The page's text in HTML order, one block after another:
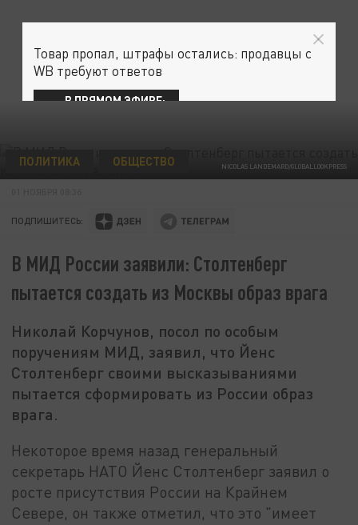
NICOLAS LANDEMARD/GLOBALLOOKPRESS
ПОЛИТИКА ОБЩЕСТВО
ПОДПИШИТЕСЬ:
В МИД России заявили: Столтенберг
пытается создать из Москвы образ врага
Николай Корчунов, посол по особым
поручениям МИД, заявил, что Йенс
Столтенберг своими высказываниями
пытается сформировать из России образ
врага.
Некоторое время назад генеральный
секретарь НАТО Йенс Столтенберг заявил о
росте присутствия России на Крайнем
Севере, он также отметил, что это "имеет
Товар пропал, штрафы остались: продавцы с
WB требуют ответов
В ПРЯМОМ ЭФИРЕ: